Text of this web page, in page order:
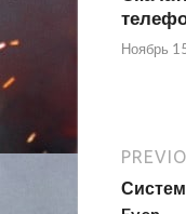
Ноябрь